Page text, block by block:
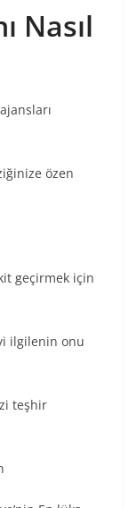
Nasıl
özen
geçirmek için
ilgilenin onu
teşhir